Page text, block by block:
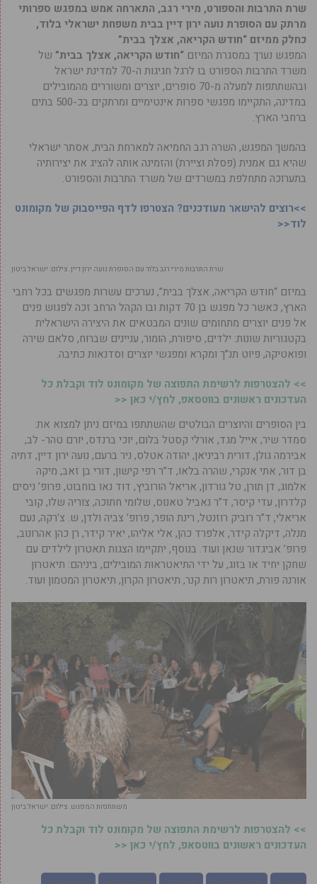
שרת התרבות והספורט, מירי רגב, התארחה אמש במפגש ספרותי
מרתק עם הסופרת נועה ירון דיין בבית משפחת ישראלי בלוד,
כחלק ממיזם “חודש הקריאה, אצלך בבית”
המפגש נערך במסגרת המיזם “חודש הקריאה, אצלך בבית” של
משרד התרבות הספורט בו לרגל חגיגות ה-70 למדינת ישראל
ובהשתתפות למעלה מ-70 סופרים, יוצרים ומשוררים מהמובילים
במדינה, התקיימו מפגשי ספרות אינטימיים ומרתקים בכ-500 בתים
ברחבי הארץ.
בהמשך המפגש, השרה רגב החמיאה למארחת הבית, אסתר ישראלי
שהיא גם אמנית (פסלת וציירת) והזמינה אותה להציג את יצירותיה
בתערוכה מתחלפת במשרדים של משרד התרבות והספורט.
>>רוצים להישאר מעודכנים? הצטרפו לדף הפייסבוק של מקומונט
לוד<<
שרת התרבות מירי רגב בלוד עם הסופרת נועה ירון דיין. צילום: ישראל ביטון
במיזם “חודש הקריאה, אצלך בבית”, נערכים עשרות מפגשים בכל רחבי
הארץ, כאשר כל מפגש בן 70 דקות ובו הקהל הרחב זכה לפגוש פנים
אל פנים יוצרים מתחומים שונים המבטאים את היצירה הישראלית
בקטגוריות שונות: ילדים, סיפורת, הומור, עניינים שברוח, סלאם שירה
ופואטיקה, פיוט תנ”ך ומקרא ומפגשי יוצרים וסדנאות כתיבה.
>> להצטרפות לרשימת התפוצה של מקומונט לוד וקבלת כל
העדכונים ראשונים בווטסאפ, לחץ/י כאן <<
בין הסופרים והיוצרים הבולטים שהשתתפו במיזם ניתן למצוא את:
סמדר שיר, אייל מגד, אורלי קסטל בלום, יוכי ברנדס, יורם טהר- לב,
אבירמה גולן, דורית רביניאן, יהודה אטלס, ניר ברעם, נועה ירון דיין, דתיה
בן דור, אתי אנקרי, שהרה בלאו, ד”ר רפי קישון, דורי בן זאב, מיקה
אלמוג, דן תורן, טל גורדון, אריאל הורוביץ, דוד נאו בוחבוט, פרופ’ ניסים
קלדרון, עדי קיסר, ד”ר נאביל טאנוס, שלומי חתוכה, צוריה שלו, קובי
אריאלי, ד”ר רוביק רוזנטל, רינת הופר, פרופ’ צביה ולדן, ש. צ’רקה, נעם
מנלה, דיקלה קידר, אלפרד כהן, אלי אליהו, יאיר קידר, רן כהן אהרונוב,
פרופ’ אביגדור שנאן ועוד. בנוסף, יתקיימו הצגות תאטרון לילדים עם
שחקן יחיד או בזוג, על ידי התיאטראות המובילים, ביניהם: תיאטרון
אורנה פורת, תיאטרון רות קנר, תיאטרון הקרון, תיאטרון המטמון ועוד.
משתתפות המפגש. צילום: ישראל ביטון
>> להצטרפות לרשימת התפוצה של מקומונט לוד וקבלת כל
העדכונים ראשונים בווטסאפ, לחץ/י כאן <<